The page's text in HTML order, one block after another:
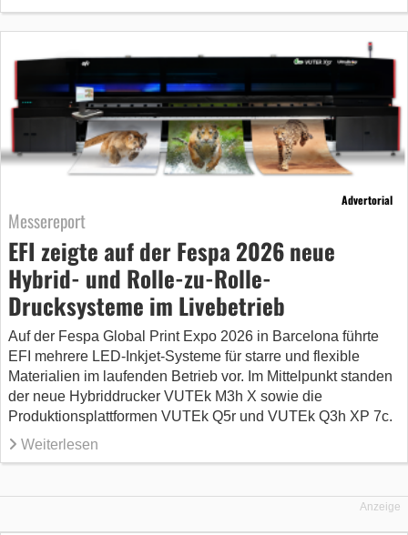
Advertorial
Messereport
EFI zeigte auf der Fespa 2026 neue
Hybrid- und Rolle-zu-Rolle-
Drucksysteme im Livebetrieb
Auf der Fespa Global Print Expo 2026 in Barcelona führte
EFI mehrere LED-Inkjet-Systeme für starre und flexible
Materialien im laufenden Betrieb vor. Im Mittelpunkt standen
der neue Hybriddrucker VUTEk M3h X sowie die
Produktionsplattformen VUTEk Q5r und VUTEk Q3h XP 7c.
Weiterlesen
Anzeige